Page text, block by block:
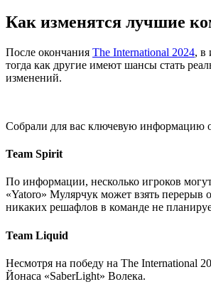
Как изменятся лучшие
После окончания The International 2024, в
тогда как другие имеют шансы стать
изменений.
Собрали для вас ключевую информацию
Team Spirit
По информации, несколько игроков
«Yatoro» Мулярчук может взять
никаких решафлов в команде не
Team Liquid
Несмотря на победу на The International
Йонаса «SaberLight» Волека.